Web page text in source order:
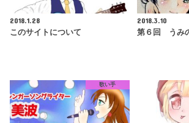
2018.1.28
このサイトについて
2018.3.10
第６回 うみ
歌い手